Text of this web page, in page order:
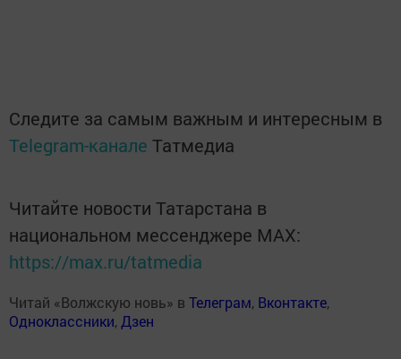
Следите за самым важным и интересным в
Telegram-канале Татмедиа
Читайте новости Татарстана в
национальном мессенджере MАХ:
https://max.ru/tatmedia
Читай «Волжскую новь» в Телеграм, Вконтакте,
Одноклассники, Дзен